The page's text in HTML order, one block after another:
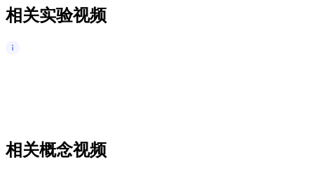
相关实验视频
相关概念视频